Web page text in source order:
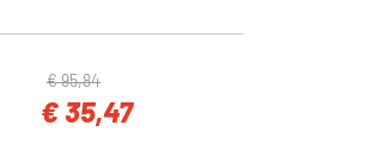
€ 95,84
€ 35,47